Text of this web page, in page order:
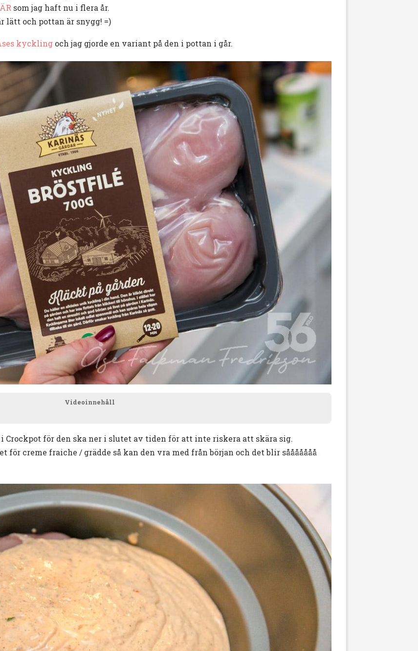
som jag haft nu i flera år.
lätt och pottan är snygg! =)
kyckling och jag gjorde en variant på den i pottan i går.
Videoinnehåll
för den ska ner i slutet av tiden för att inte riskera att skära sig.
för creme fraiche / grädde så kan den vra med från början och det blir sååååååå